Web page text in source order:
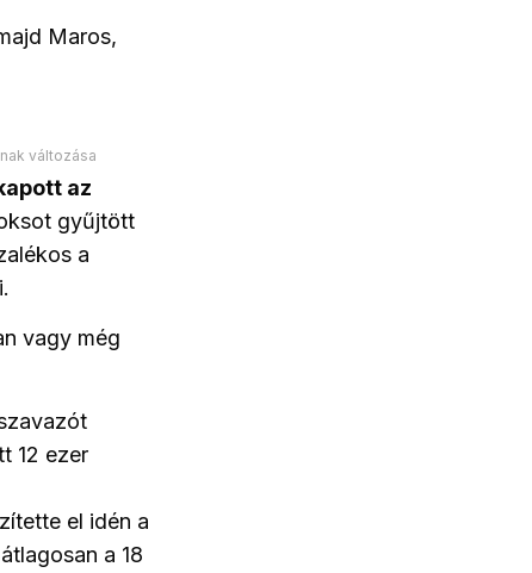
Maros,
változása
az
gyűjtött
a
vagy még
12 ezer
el idén a
a 18